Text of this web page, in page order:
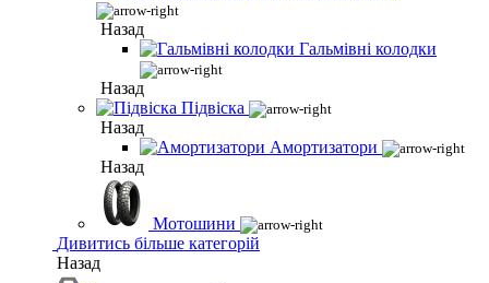
Назад
Гальмівні колодки
Назад
Підвіска
Назад
Амортизатори
Назад
Мотошини
Дивитись більше категорій
Назад